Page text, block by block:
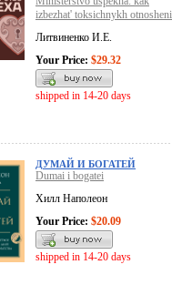
izbezhat' toksichnykh
Литвиненко И.Е.
Your Price: $29.32
shipped in 14-20 days
ДУМАЙ И БОГАТЕЙ
Dumai i bogatei
Хилл Наполеон
Your Price: $20.09
shipped in 14-20 days